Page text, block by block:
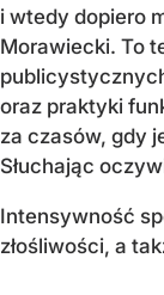
i wtedy dopiero
Morawiecki. To
oraz praktyki
za czasów, gdy
Słuchając
Intensywność
złośliwości, a